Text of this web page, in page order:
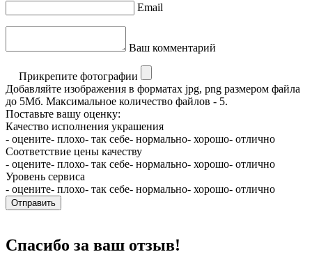
Email
Ваш комментарий
Прикрепите фотографии
Добавляйте изображения в форматах jpg, png размером файла
до 5Мб. Максимальное количество файлов - 5.
Поставьте вашу оценку:
Качество исполнения украшения
- оцените- плохо- так себе- нормально- хорошо- отлично
Соответствие цены качеству
- оцените- плохо- так себе- нормально- хорошо- отлично
Уровень сервиса
- оцените- плохо- так себе- нормально- хорошо- отлично
Отправить
Спасибо за ваш отзыв!